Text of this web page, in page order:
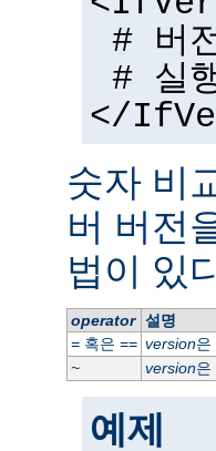
# 버
# 실
</
숫자 비
버 버전
법이 있
operator 설명
=혹은 == version은
~
version은
예제